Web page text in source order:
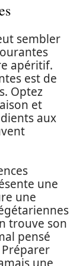
sembler
apéritif.
est de
Optez
et
aux
une
une
trouve son
pensé